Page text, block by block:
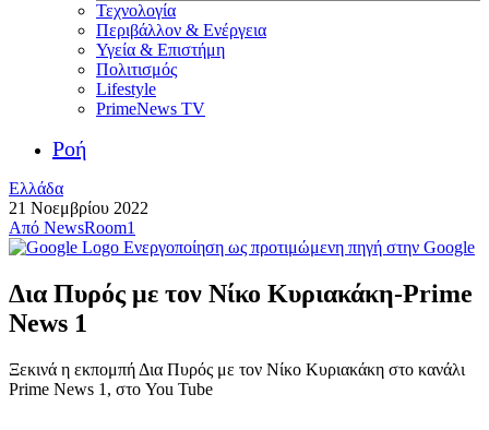
Τεχνολογία
Περιβάλλον & Ενέργεια
Υγεία & Επιστήμη
Πολιτισμός
Lifestyle
PrimeNews TV
Ροή
Ελλάδα
21 Νοεμβρίου 2022
Από NewsRoom1
Ενεργοποίηση ως προτιμώμενη πηγή στην Google
Δια Πυρός με τον Νίκο Κυριακάκη-Prime
News 1
Ξεκινά η εκπομπή Δια Πυρός με τον Νίκο Κυριακάκη στο κανάλι
Prime News 1, στο You Tube